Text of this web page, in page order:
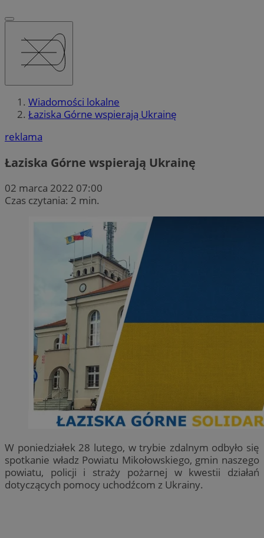
Wiadomości lokalne
Łaziska Górne wspierają Ukrainę
reklama
Łaziska Górne wspierają Ukrainę
02 marca 2022 07:00
Czas czytania: 2 min.
W poniedziałek 28 lutego, w trybie zdalnym odbyło się
spotkanie władz Powiatu Mikołowskiego, gmin naszego
powiatu, policji i straży pożarnej w kwestii działań
dotyczących pomocy uchodźcom z Ukrainy.